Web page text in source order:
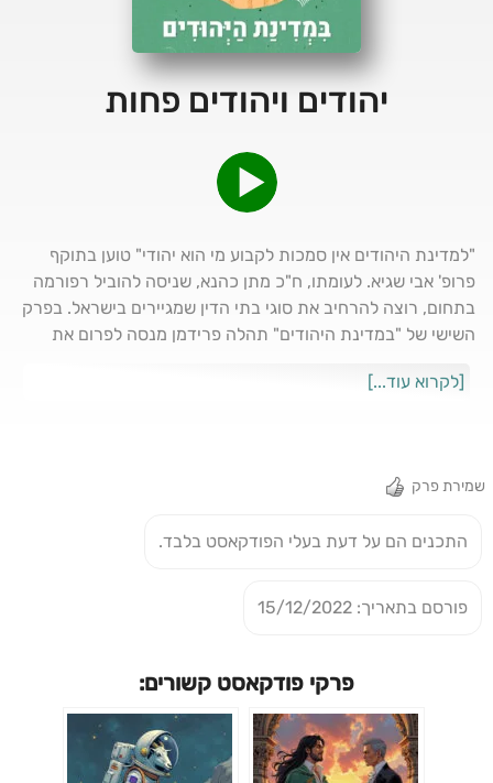
יהודים ויהודים פחות
"למדינת היהודים אין סמכות לקבוע מי הוא יהודי" טוען בתוקף
פרופ' אבי שגיא. לעומתו, ח"כ מתן כהנא, שניסה להוביל רפורמה
בתחום, רוצה להרחיב את סוגי בתי הדין שמגיירים בישראל. בפרק
השישי של "במדינת היהודים" תהלה פרידמן מנסה לפרום את
[לקרוא עוד...]
שמירת פרק
התכנים הם על דעת בעלי הפודקאסט בלבד.
פורסם בתאריך: 15/12/2022
פרקי פודקאסט קשורים: